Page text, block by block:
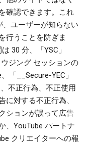
確認できます。これ
、ユーザーが知らない
行うことを防ぎま
30 分、「YSC」
ジング セッションの
「__Secure-YEC」
不正行為、不正使用
に対する不正行為、
ションが誤って広告
、YouTube パートナ
クリエイターへの報